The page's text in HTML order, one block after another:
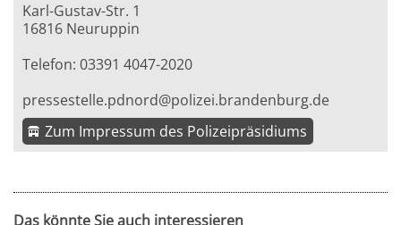
Karl-Gustav-Str. 1
16816 Neuruppin
Telefon: 03391 4047-2020
pressestelle.pdnord@polizei.brandenburg.de
Zum Impressum des Polizeipräsidiums
Das könnte Sie auch interessieren